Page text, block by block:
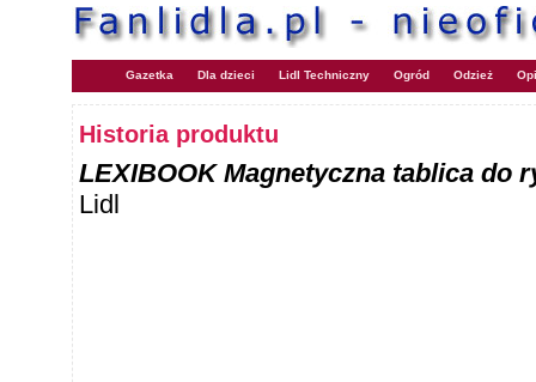
Gazetka Dla dzieci Lidl Techniczny Ogród Odzież
Historia produktu
LEXIBOOK Magnetyczna tablica do
Lidl